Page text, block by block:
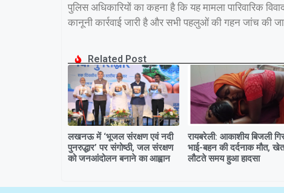
पुलिस अधिकारियों का कहना है कि यह मामला पारिवारिक
कानूनी कार्रवाई जारी है और सभी पहलुओं की गहन जांच की जा
Related Post
लखनऊ में ‘भूजल संरक्षण एवं नदी
पुनरुद्धार’ पर संगोष्ठी, जल संरक्षण
को जनआंदोलन बनाने का आह्वान
रायबरेली: आकाशीय बिजली
भाई-बहन की दर्दनाक मौत,
लौटते समय हुआ हादसा